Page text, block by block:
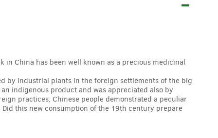
China has been well known as a precious medicinal
by industrial plants in the foreign settlements of the big
indigenous product and was appreciated also by
practices, Chinese people demonstrated a peculiar
this new consumption of the 19th century prepare